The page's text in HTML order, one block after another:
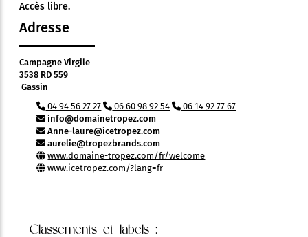
Accès libre.
Adresse
Campagne Virgile
3538 RD 559
Gassin
04 94 56 27 27
06 60 98 92 54
06 14 92 77 67
info@domainetropez.com
Anne-laure@icetropez.com
aurelie@tropezbrands.com
www.domaine-tropez.com/fr/welcome
www.icetropez.com/?lang=fr
Classements et labels :